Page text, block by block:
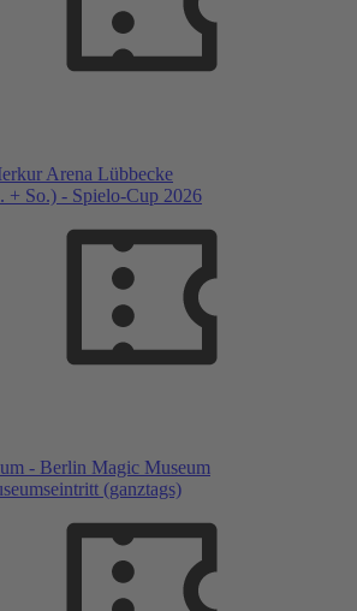
Arena Lübbecke
+ So.) - Spielo-Cup 2026
- Berlin Magic Museum
(ganztags)